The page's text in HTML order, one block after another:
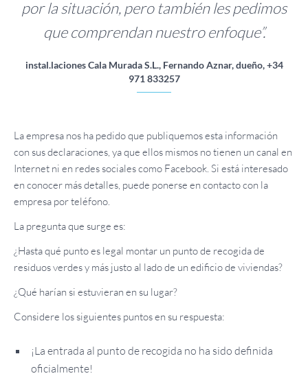
por la situación, pero también les pedimos
que comprendan nuestro enfoque”.
instal.laciones Cala Murada S.L., Fernando Aznar, dueño, +34
971 833257
La empresa nos ha pedido que publiquemos esta información
con sus declaraciones, ya que ellos mismos no tienen un canal en
Internet ni en redes sociales como Facebook. Si está interesado
en conocer más detalles, puede ponerse en contacto con la
empresa por teléfono.
La pregunta que surge es:
¿Hasta qué punto es legal montar un punto de recogida de
residuos verdes y más justo al lado de un edificio de viviendas?
¿Qué harían si estuvieran en su lugar?
Considere los siguientes puntos en su respuesta:
¡La entrada al punto de recogida no ha sido definida
oficialmente!